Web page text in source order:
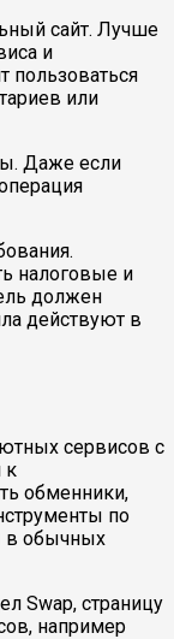
сайт. Лучше
и
пользоваться
или
Даже если
налоговые и
должен
действуют в
сервисов с
к
обменники,
по
в обычных
Swap, страницу
например